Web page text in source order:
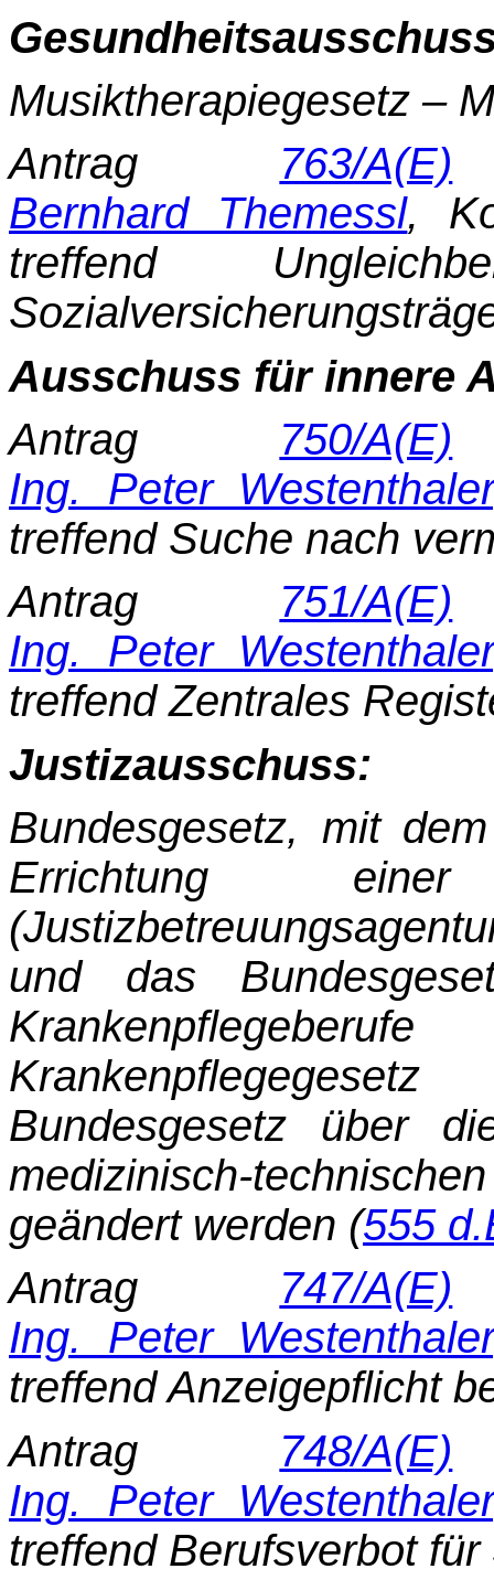
Musiktherapiegesetz –
Antrag 763/A(E)
Bernhard Themessl,
treffend
Ausschuss für innere
Antrag 750/A(E)
Ing. Peter Westenthaler
treffend Suche nach
Antrag 751/A(E)
Ing. Peter Westenthaler
treffend Zentrales
Justizausschuss:
Bundesgesetz, mit
Errichtung einer
und das
Bundesgesetz über
medizi­nisch-
geändert werden (555
Antrag 747/A(E)
Ing. Peter Westenthaler
treffend Anzeigepflicht
Antrag 748/A(E)
Ing. Peter Westenthaler
treffend Berufsverbot